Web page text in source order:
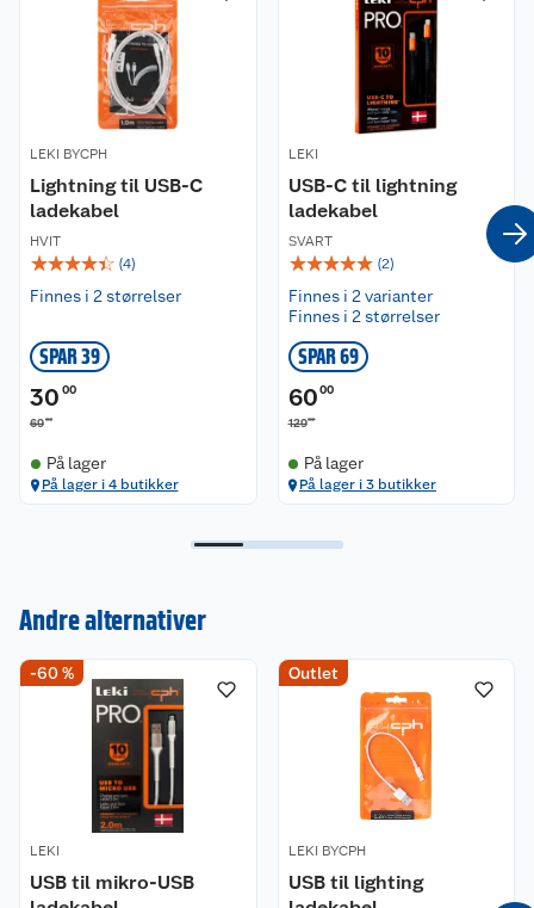
LEKI BYCPH
Lightning til USB-C
ladekabel
HVIT
☆☆☆☆☆ (4)
Finnes i 2 størrelser
SPAR 39
30 00
6900
På lager
På lager i 4 butikker
LEKI
USB-C til lightning
ladekabel
SVART
☆☆☆☆☆ (2)
Finnes i 2 varianter
Finnes i 2 størrelser
SPAR 69
60 00
12900
På lager
På lager i 3 butikker
Andre alternativer
-60 %
LEKI
USB til mikro-USB
Outlet
LEKI BYCPH
USB til lighting
Nyheter
Våre butikker
Kundeservice
Kontakt oss
Angre- og returrett
Reklamasjon og garanti